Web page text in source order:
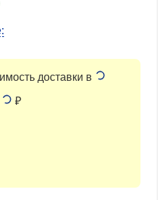
доставки в
₽